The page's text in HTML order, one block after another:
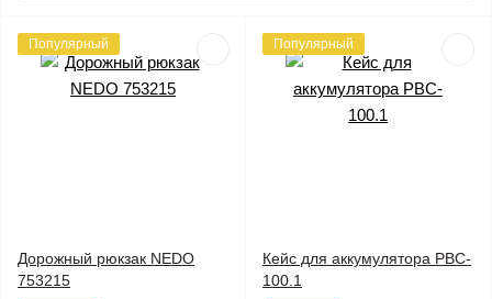
Популярный
Дорожный рюкзак NEDO
753215
Популярный
Кейс для аккумулятора PBC-
100.1